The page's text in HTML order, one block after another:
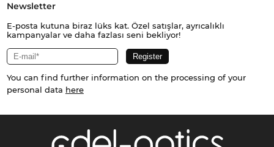
Newsletter
E-posta kutuna biraz lüks kat. Özel satışlar, ayrıcalıklı
kampanyalar ve daha fazlası seni bekliyor!
You can find further information on the processing of your
personal data here